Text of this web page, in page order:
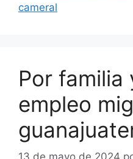
cameral
Por familia
empleo